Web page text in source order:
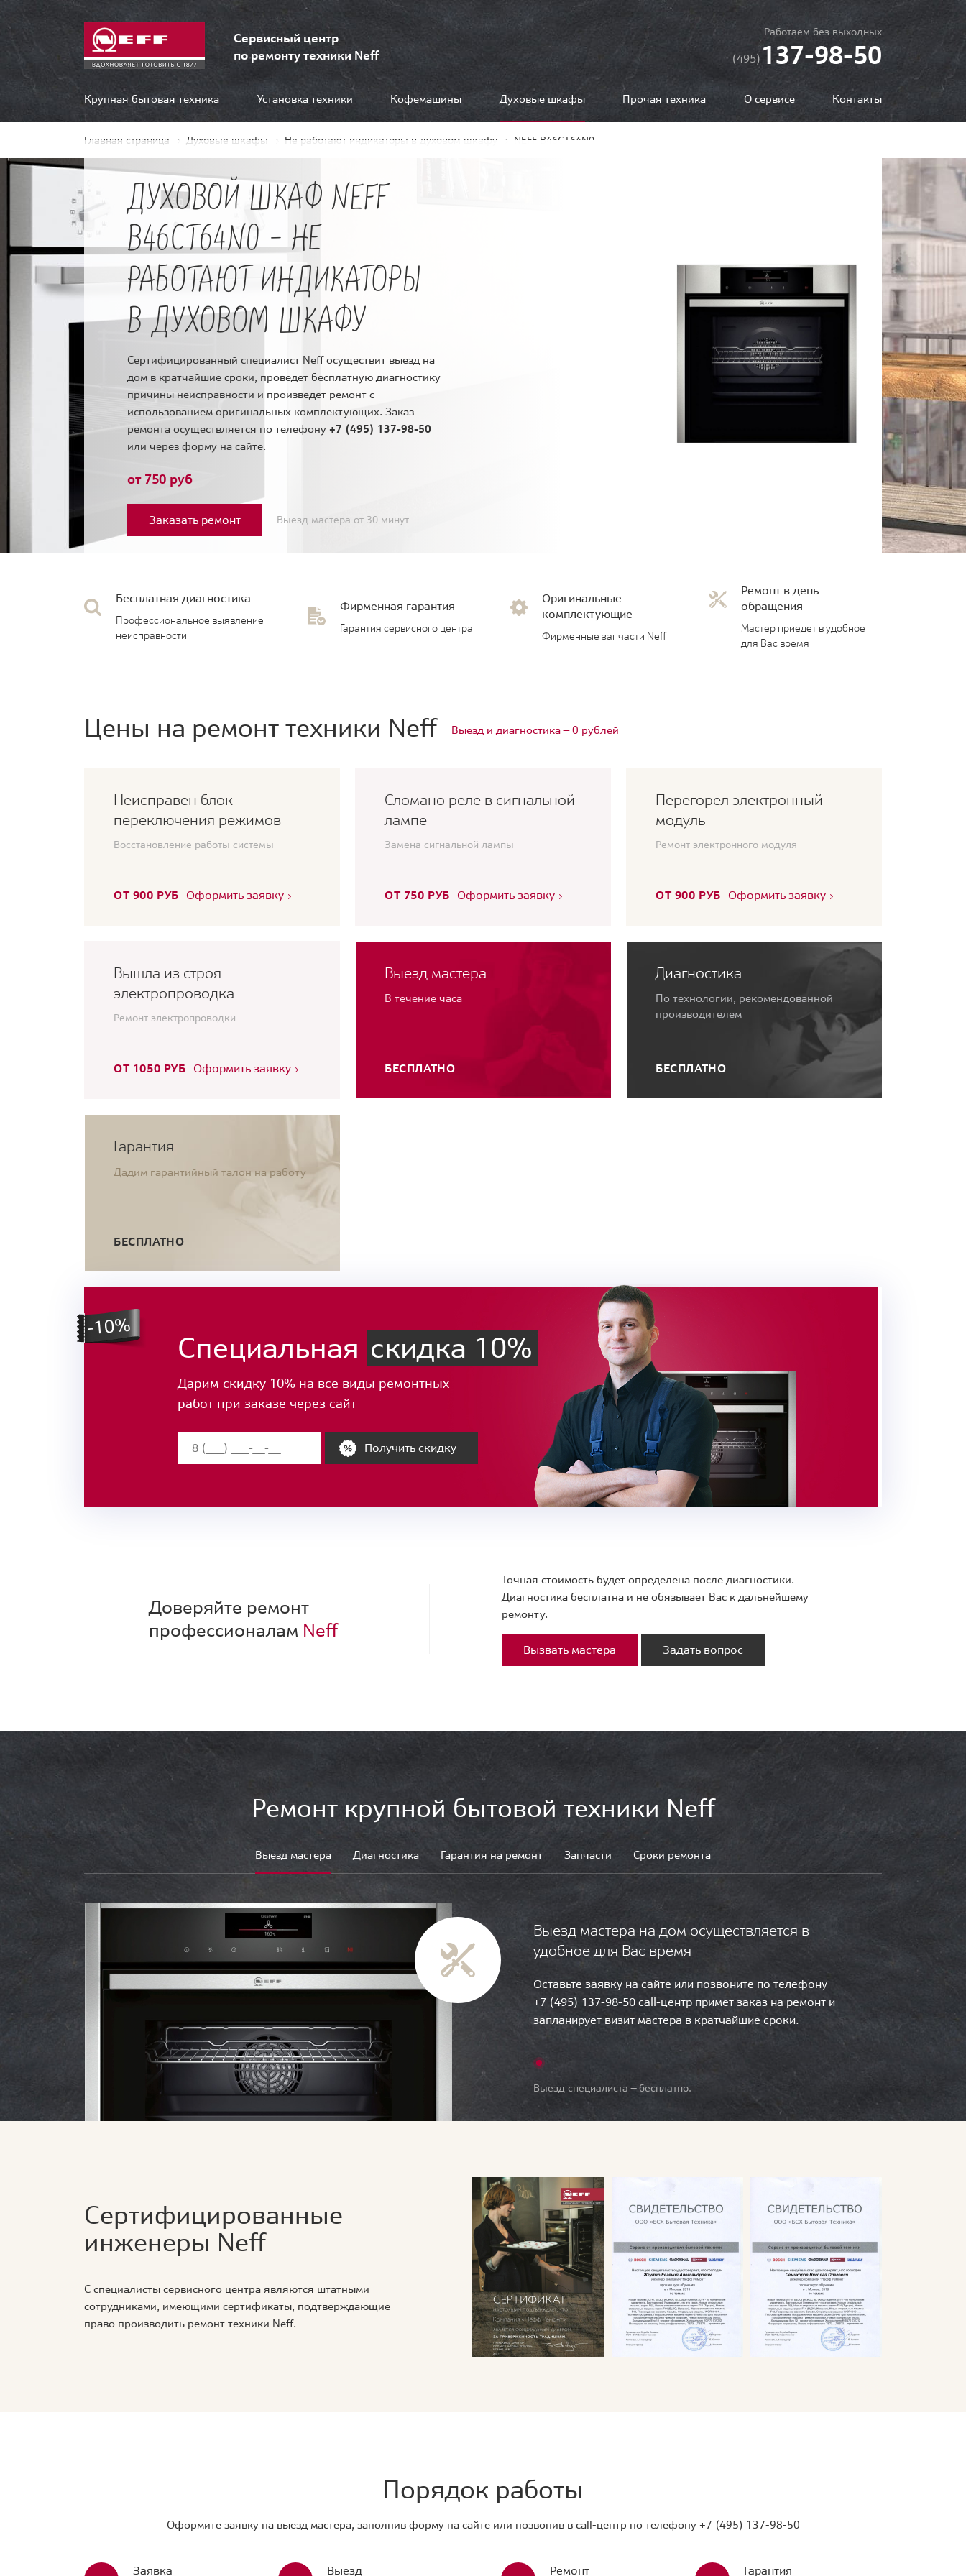
Сервисный центр
по ремонту техники Neff
Работаем без выходных
(495)137-98-50
Крупная бытовая техника Установка техники Кофемашины Духовые шкафы Прочая техника О сервисе Контакты
Главная страница Духовые шкафы Не работают индикаторы в духовом шкафу NEFF B46CT64N0
ДУХОВОЙ ШКАФ NEFF
B46CT64N0 - НЕ
РАБОТАЮТ ИНДИКАТОРЫ
В ДУХОВОМ ШКАФУ
Сертифицированный специалист Neff осуществит выезд на
дом в кратчайшие сроки, проведет бесплатную диагностику
причины неисправности и произведет ремонт с
использованием оригинальных комплектующих. Заказ
ремонта осуществляется по телефону +7 (495) 137-98-50
или через форму на сайте.
от 750 руб
Заказать ремонт Выезд мастера от 30 минут
Бесплатная диагностика
Профессиональное выявление
неисправности
Фирменная гарантия
Гарантия сервисного центра
Оригинальные
комплектующие
Фирменные запчасти Neff
Ремонт в день
обращения
Мастер приедет в удобное
для Вас время
Цены на ремонт техники Neff Выезд и диагностика — 0 рублей
Неисправен блок
переключения режимов
Восстановление работы системы
ОТ 900 РУБ Оформить заявку
Сломано реле в сигнальной
лампе
Замена сигнальной лампы
ОТ 750 РУБ Оформить заявку
Перегорел электронный
модуль
Ремонт электронного модуля
ОТ 900 РУБ Оформить заявку
Вышла из строя
электропроводка
Ремонт электропроводки
ОТ 1050 РУБ Оформить заявку
Выезд мастера
В течение часа
БЕСПЛАТНО
Диагностика
По технологии, рекомендованной
производителем
БЕСПЛАТНО
Гарантия
Дадим гарантийный талон на работу
БЕСПЛАТНО
Специальная скидка 10%
Дарим скидку 10% на все виды ремонтных
работ при заказе через сайт
Получить скидку
Доверяйте ремонт
профессионалам Neff
Точная стоимость будет определена после диагностики.
Диагностика бесплатна и не обязывает Вас к дальнейшему
ремонту.
Вызвать мастера Задать вопрос
Ремонт крупной бытовой техники Neff
Выезд мастера Диагностика Гарантия на ремонт Запчасти Сроки ремонта
Выезд мастера на дом осуществляется в
удобное для Вас время
Оставьте заявку на сайте или позвоните по телефону
+7 (495) 137-98-50 call-центр примет заказ на ремонт и
запланирует визит мастера в кратчайшие сроки.
Выезд специалиста — бесплатно.
Сертифицированные
инженеры Neff
С специалисты сервисного центра являются штатными
сотрудниками, имеющими сертификаты, подтверждающие
право производить ремонт техники Neff.
Порядок работы
Оформите заявку на выезд мастера, заполнив форму на сайте или позвонив в call-центр по телефону +7 (495) 137-98-50
Заявка Выезд Ремонт Гарантия